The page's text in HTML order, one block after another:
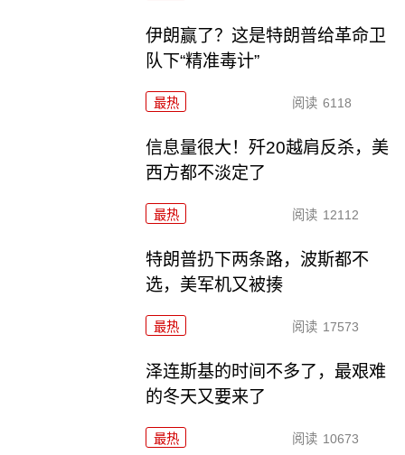
伊朗赢了？这是特朗普给革命卫
队下“精准毒计”
最热 阅读 6118
信息量很大！歼20越肩反杀，美
西方都不淡定了
最热 阅读 12112
特朗普扔下两条路，波斯都不
选，美军机又被揍
最热 阅读 17573
泽连斯基的时间不多了，最艰难
的冬天又要来了
最热 阅读 10673